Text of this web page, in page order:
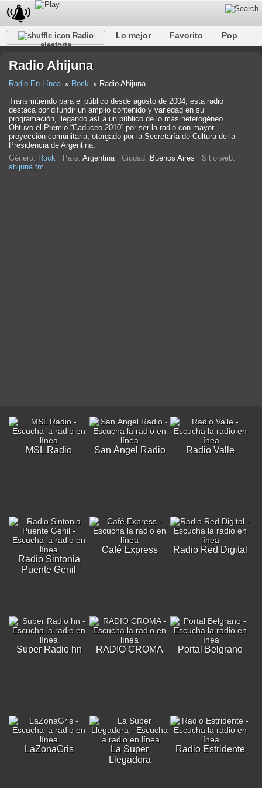
Radio
aleatoria
Lo mejor Favorito
Pop
Rap
Trans Falk
Radio Ahijuna
Radio En Línea Rock
Radio Ahijuna
Transmitiendo para el público desde agosto de 2004, esta radio
destaca por difundir un amplio contenido y variedad en su
programación, llegando así a un público de lo más heterogéneo.
Obtuvo el Premio “Caduceo 2010” por ser la radio con mayor
proyección comunitaria, otorgado por la Secretaría de Cultura de la
Presidencia de Argentina.
Género: Rock País: Argentina Ciudad: Buenos Aires Sitio web:
ahijuna.fm
MSL Radio San Ángel Radio Radio Valle
Radio Sintonia
Puente Genil
Café Express Radio Red Digital
Super Radio hn RADIO CROMA Portal Belgrano
LaZonaGris
La Super
Llegadora
Radio Estridente